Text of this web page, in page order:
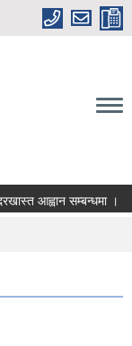
आह्वान सम्बन्धमा ।